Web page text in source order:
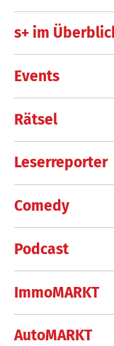
s+ im
Events
Rätsel
Leserreporter
Comedy
Podcast
ImmoMARKT
AutoMARKT